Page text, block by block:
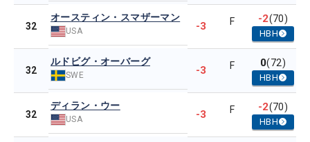
32
オースティン・スマザーマン
USA -3 F -2(70)
HBH
32
ルドビグ・オーバーグ
SWE -3 F 0(72)
HBH
32
ディラン・ウー
USA -3 F -2(70)
HBH